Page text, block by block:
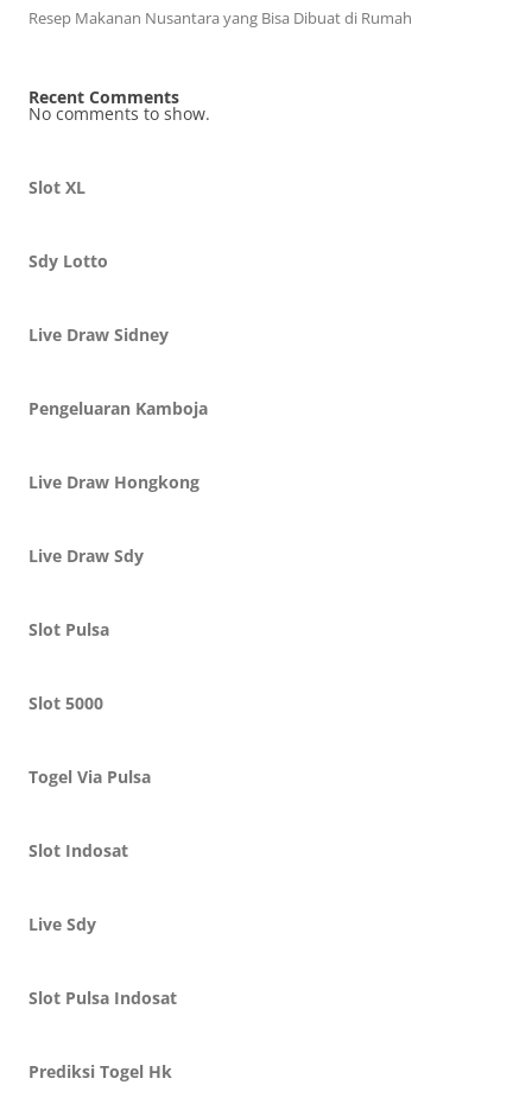
Resep Makanan Nusantara yang Bisa Dibuat di Rumah
Recent Comments
No comments to show.
Slot XL
Sdy Lotto
Live Draw Sidney
Pengeluaran Kamboja
Live Draw Hongkong
Live Draw Sdy
Slot Pulsa
Slot 5000
Togel Via Pulsa
Slot Indosat
Live Sdy
Slot Pulsa Indosat
Prediksi Togel Hk